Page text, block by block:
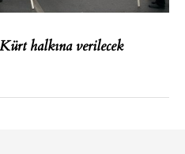
halkına verilecek